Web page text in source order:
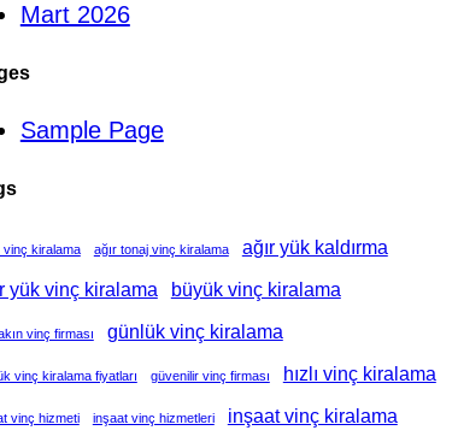
Mart 2026
Sample Page
vinç kiralama ağır tonaj vinç kiralama ağır yük kaldırma
yük vinç kiralama büyük vinç kiralama
vinç firması günlük vinç kiralama
vinç kiralama fiyatları güvenilir vinç firması hızlı vinç kiralama
vinç hizmeti inşaat vinç hizmetleri inşaat vinç kiralama